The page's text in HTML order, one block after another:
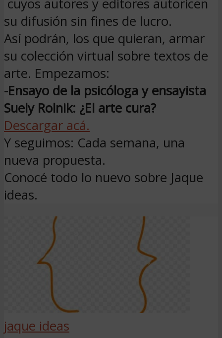
cuyos autores y editores autoricen
su difusión sin fines de lucro.
Así podrán, los que quieran, armar
su colección virtual sobre textos de
arte. Empezamos:
-Ensayo de la psicóloga y ensayista
Suely Rolnik: ¿El arte cura?
Descargar acá.
Y seguimos: Cada semana, una
nueva propuesta.
Conocé todo lo nuevo sobre Jaque
ideas.
jaque ideas